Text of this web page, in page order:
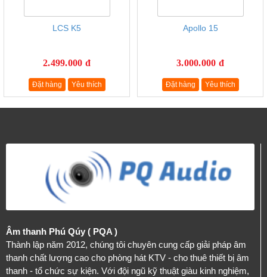
LCS K5
2.499.000 đ
Đặt hàng Yêu thích
Apollo 15
3.000.000 đ
Đặt hàng Yêu thích
Âm thanh Phú Qúy ( PQA )
Thành lập năm 2012, chúng tôi chuyên cung cấp giải pháp âm
thanh chất lượng cao cho phòng hát KTV - cho thuê thiết bị âm
thanh - tổ chức sự kiện. Với đội ngũ kỹ thuật giàu kinh nghiệm,